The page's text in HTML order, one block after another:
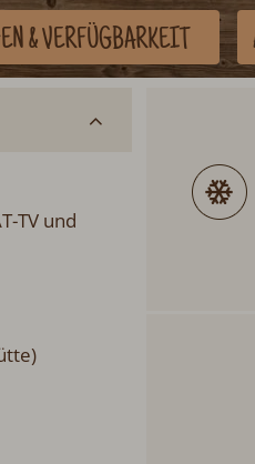
& VERFÜGBARKEIT
TV und